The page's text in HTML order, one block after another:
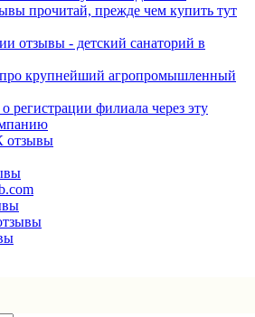
прочитай, прежде чем купить тут
отзывы - детский санаторий в
крупнейший агропромышленный
регистрации филиала через эту
отзывы